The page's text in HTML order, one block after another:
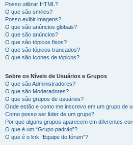
Posso utilizar HTML?
O que são smilies?
Posso exibir imagens?
O que são anúncios globais?
O que são anúncios?
O que são tópicos fixos?
O que são tópicos trancados?
O que são ícones de tópicos?
Sobre os Níveis de Usuários e Grupos
O que são Administradores?
O que são Moderadores?
O que são grupos de usuários?
Onde estão e como me inscrevo em um grupo de
Como posso ser líder de um grupo?
Por que alguns grupos aparecem em diferentes
O que é um “Grupo padrão”?
O que é o link “Equipe do fórum”?